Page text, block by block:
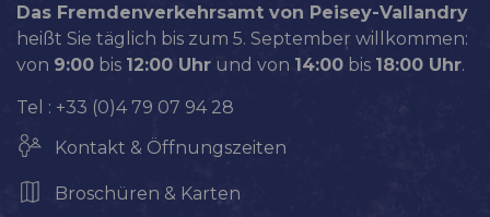
Das Fremdenverkehrsamt von Peisey-Vallandry
heißt Sie täglich bis zum 5. September willkommen:
von 9:00 bis 12:00 Uhr und von 14:00 bis 18:00 Uhr.
Tel : +33 (0)4 79 07 94 28
Kontakt & Öffnungszeiten
Broschüren & Karten